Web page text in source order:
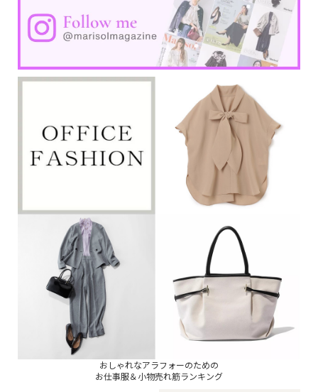
おしゃれなアラフォーのための
お仕事服＆小物売れ筋ランキング